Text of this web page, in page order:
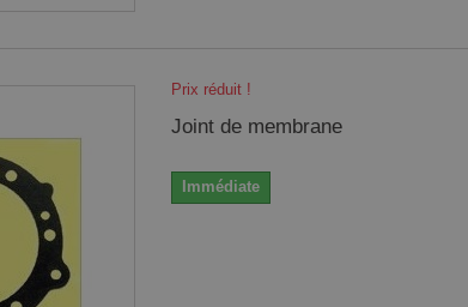
Prix réduit !
Joint de membrane
Immédiate